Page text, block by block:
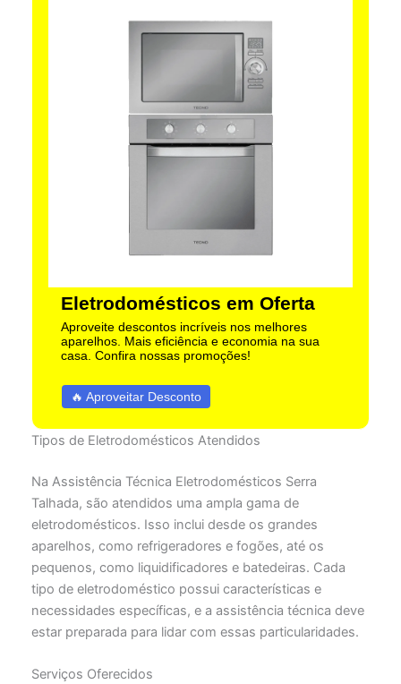
Eletrodomésticos em Oferta
Aproveite descontos incríveis nos melhores
aparelhos. Mais eficiência e economia na sua
casa. Confira nossas promoções!
🔥 Aproveitar Desconto
Tipos de Eletrodomésticos Atendidos
Na Assistência Técnica Eletrodomésticos Serra
Talhada, são atendidos uma ampla gama de
eletrodomésticos. Isso inclui desde os grandes
aparelhos, como refrigeradores e fogões, até os
pequenos, como liquidificadores e batedeiras. Cada
tipo de eletrodoméstico possui características e
necessidades específicas, e a assistência técnica deve
estar preparada para lidar com essas particularidades.
Serviços Oferecidos